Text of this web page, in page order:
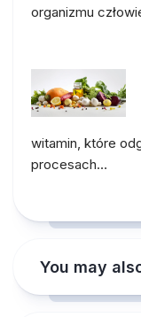
organizmu
witamin, które
procesach…
You may